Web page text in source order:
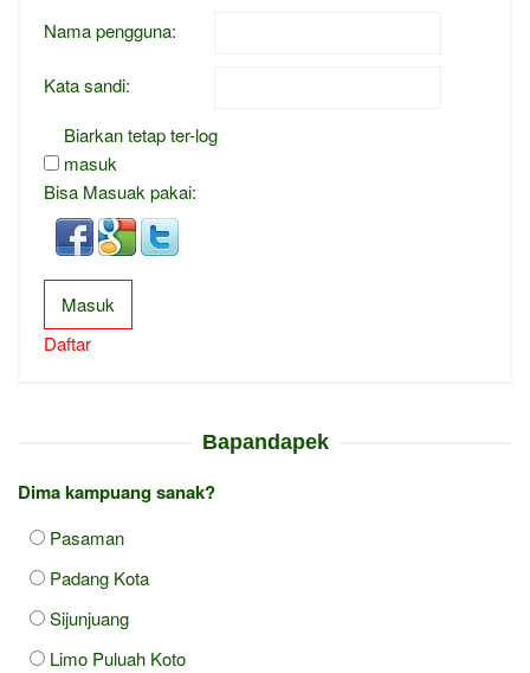
Nama pengguna:
Kata sandi:
Biarkan tetap ter-log
masuk
Bisa Masuak pakai:
Masuk
Daftar
Bapandapek
Dima kampuang sanak?
Pasaman
Padang Kota
Sijunjuang
Limo Puluah Koto